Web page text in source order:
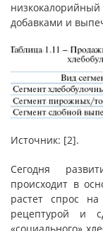
добавками и
Источник: [2].
Сегодня
происходит в
растет спрос
рецептурой и